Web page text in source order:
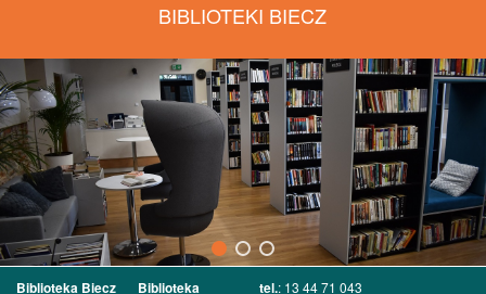
BIBLIOTEKI BIECZ
Biblioteka Biecz
Biblioteka
tel.: 13 44 71 043